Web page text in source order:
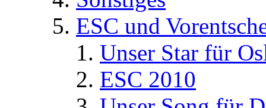
ESC und
Unser Star für
ESC 2010